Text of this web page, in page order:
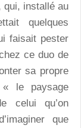
qui, installé au
quelques
faisait pester
ce duo de
sa propre
le paysage
celui qu’on
que